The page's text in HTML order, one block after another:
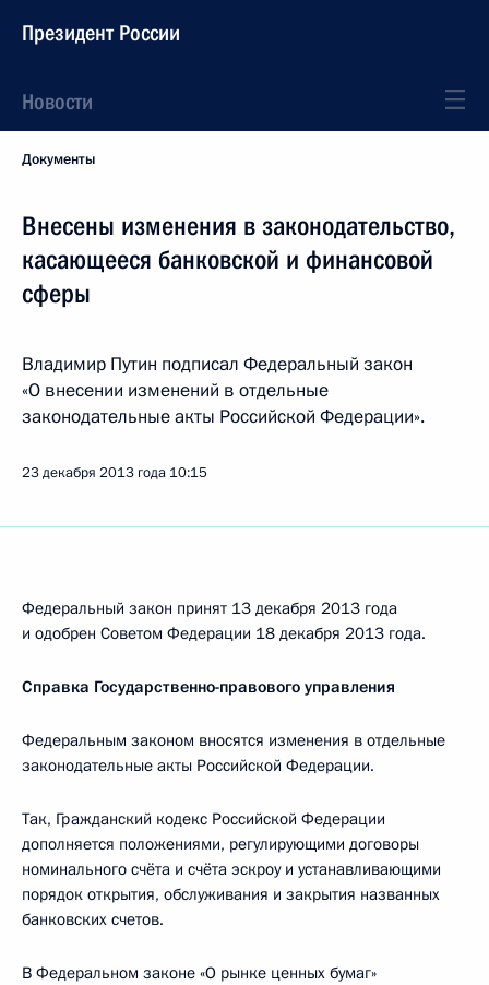
Президент России
Новости
Документы
Внесены изменения в законодательство,
касающееся банковской и финансовой
сферы
Владимир Путин подписал Федеральный закон
«О внесении изменений в отдельные
законодательные акты Российской Федерации».
23 декабря 2013 года 10:15
Федеральный закон принят 13 декабря 2013 года
и одобрен Советом Федерации 18 декабря 2013 года.
Справка Государственно-правового управления
Федеральным законом вносятся изменения в отдельные
законодательные акты Российской Федерации.
Так, Гражданский кодекс Российской Федерации
дополняется положениями, регулирующими договоры
номинального счёта и счёта эскроу и устанавливающими
порядок открытия, обслуживания и закрытия названных
банковских счетов.
В Федеральном законе «О рынке ценных бумаг»